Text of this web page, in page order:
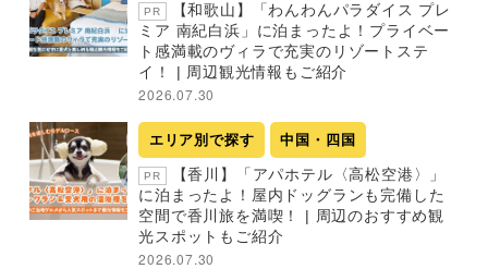
PR
【和歌山】「わんわんパラダイス プレ
ミア 南紀白浜」に泊まったよ！プライベー
ト感満載のヴィラで充実のリゾートステ
イ！ | 周辺観光情報もご紹介
2026.07.30
エリア別で探す 中国・四国
PR
【香川】「アパホテル〈高松空港〉」
に泊まったよ！屋内ドッグランも完備した
空間で香川旅を満喫！ | 周辺のおすすめ観
光スポットもご紹介
2026.07.30